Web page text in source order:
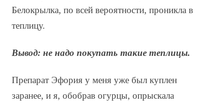
Белокрылка, по всей вероятности, проникла в
теплицу.
Вывод: не надо покупать такие теплицы.
Препарат Эфория у меня уже был куплен
заранее, и я, обобрав огурцы, опрыскала